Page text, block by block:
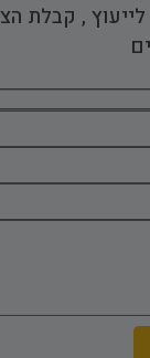
, קבלת